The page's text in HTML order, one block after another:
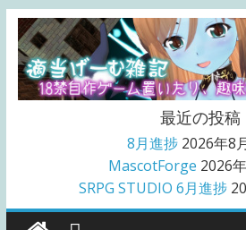
最近の投稿
8月進捗 2026年8
MascotForge 2026
SRPG STUDIO 6月進捗